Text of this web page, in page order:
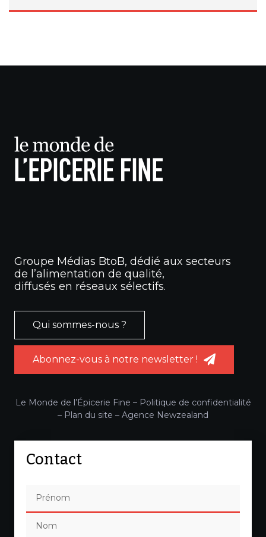
Groupe Médias BtoB, dédié aux secteurs
de l’alimentation de qualité,
diffusés en réseaux sélectifs.
Qui sommes-nous ?
Abonnez-vous à notre newsletter !
Le Monde de l’Épicerie Fine – Politique de confidentialité
– Plan du site – Agence Newzealand
Contact